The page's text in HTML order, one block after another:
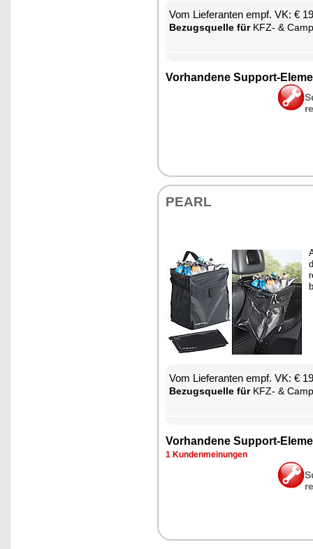
Vom Lie­fe­ran­ten empf. VK: €
Be­zugs­quel­le fürKFZ- &
Vor­han­de­ne Sup­port-
PEARL
Vom Lie­fe­ran­ten empf. VK: €
Be­zugs­quel­le fürKFZ- &
Vor­han­de­ne Sup­port-
1 Kun­den­mei­nun­gen